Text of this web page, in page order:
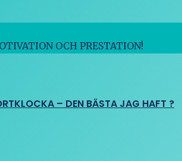
OCH PRESTATION!
– DEN BÄSTA JAG HAFT ?